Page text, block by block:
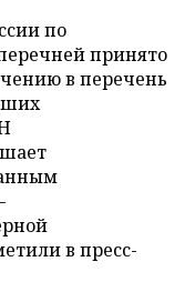
по
принято
в перечень
в пресс-